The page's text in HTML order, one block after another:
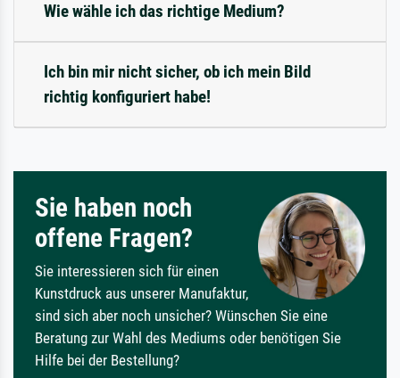
Wie wähle ich das richtige Medium?
Ich bin mir nicht sicher, ob ich mein Bild
richtig konfiguriert habe!
Sie haben noch
offene Fragen?
Sie interessieren sich für einen
Kunstdruck aus unserer Manufaktur,
sind sich aber noch unsicher? Wünschen Sie eine
Beratung zur Wahl des Mediums oder benötigen Sie
Hilfe bei der Bestellung?